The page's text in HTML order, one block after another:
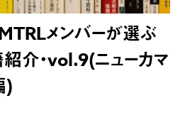
メンバーが選ぶ
介・vol.9(ニューカマ
)